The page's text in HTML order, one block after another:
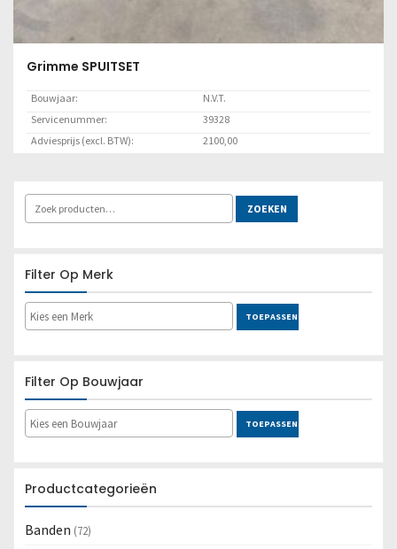
Grimme SPUITSET
Bouwjaar:
N.V.T.
Servicenummer:
39328
Adviesprijs (excl. BTW):
2100,00
ZOEKEN
Filter Op Merk
TOEPASSEN
Filter Op Bouwjaar
TOEPASSEN
Productcategorieën
Banden (72)